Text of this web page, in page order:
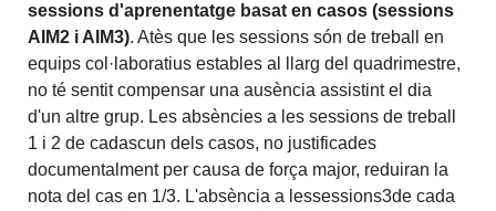
sessions d'aprenentatge basat en casos (sessions
AIM2 i AIM3). Atès que les sessions són de treball en
equips col·laboratius estables al llarg del quadrimestre,
no té sentit compensar una ausència assistint el dia
d'un altre grup. Les absències a les sessions de treball
1 i 2 de cadascun dels casos, no justificades
documentalment per causa de força major, reduiran la
nota del cas en 1/3. L'absència a lessessions3de cada